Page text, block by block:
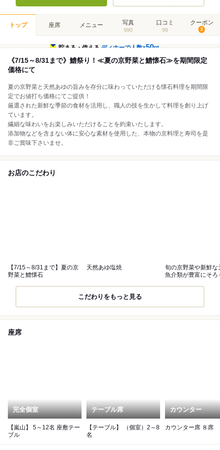
トップ 座席 メニュー 写真
990
口コミ
99
クーポン
3
貯まる・使えるディナーで人数×50pt
《7/15～8/31まで》鱧祭り！≪夏の京野菜と鱧懐石≫を期間限定
価格にて
夏の京野菜と天然あゆの旨みを存分に味わっていただける懐石料理を期間限
定でお値打ち価格にてご提供！
厳選された新鮮な季節の食材を活用し、職人の技を生かして料理を創り上げ
ています。
繊細な味わいをお楽しみいただけることを約束いたします。
添加物などを含まない体に安心な素材を使用した、本物の京料理と寿司を是
非ご賞味下さいませ。
お店のこだわり
【7/15～8/31まで】夏の京
野菜と鱧懐石
天然あゆ塩焼
旬の京野菜や新鮮な
魚介類が豊富にそろ
こだわりをもっと見る
座席
完全個室
【嵐山】 5～12名 座敷テー
ブル
テーブル席
【テーブル】 （個室）2～8
名
カウンター
カウンター席 ８席